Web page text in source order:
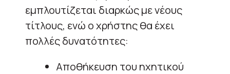
εμπλουτίζεται διαρκώς με νέους
τίτλους, ενώ ο χρήστης θα έχει
πολλές δυνατότητες:
Αποθήκευση του ηχητικού